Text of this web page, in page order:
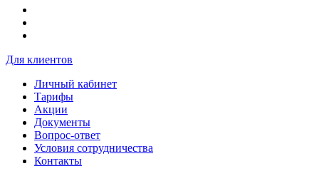
Для клиентов
Личный кабинет
Тарифы
Акции
Документы
Вопрос-ответ
Условия сотрудничества
Контакты